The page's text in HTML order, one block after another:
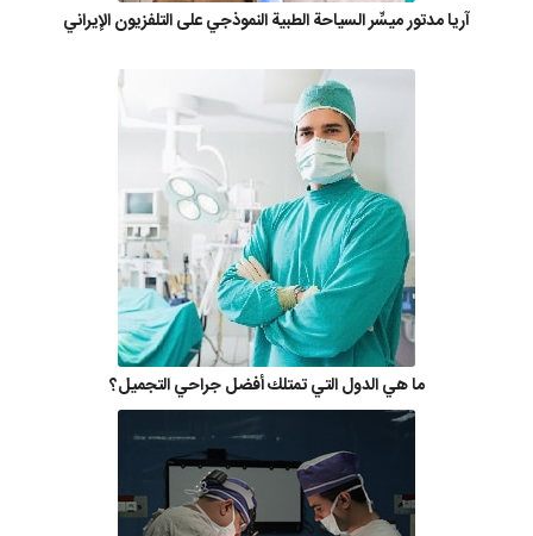
آريا مدتور ميسِّر السياحة الطبية النموذجي على التلفزيون الإيراني
ما هي الدول التي تمتلك أفضل جراحي التجميل؟